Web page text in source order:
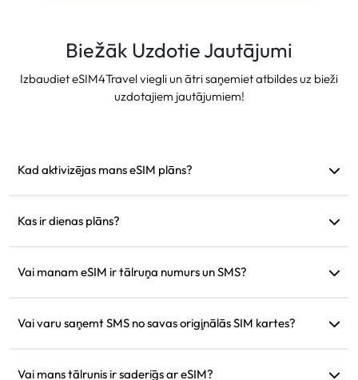
Biežāk Uzdotie Jautājumi
Izbaudiet eSIM4Travel viegli un ātri saņemiet atbildes uz bieži
uzdotajiem jautājumiem!
Kad aktivizējas mans eSIM plāns?
iesakām to uzstādīt pirms izbraukšanas.
Kas ir dienas plāns?
nākamās dienas plkst. 9:00. Ja dienas dati ir iztērēti, ātrums
Vai manam eSIM ir tālruņa numurs un SMS?
izmantot tādas lietotnes kā WhatsApp saziņai.
Vai varu saņemt SMS no savas oriģinālās SIM kartes?
karti, lai saņemtu SMS, piemēram, kredītkaršu paziņojumus
Vai mans tālrunis ir saderīgs ar eSIM?